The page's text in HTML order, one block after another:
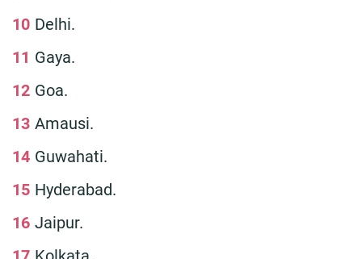
Delhi.
Gaya.
Goa.
Amausi.
Guwahati.
Hyderabad.
Jaipur.